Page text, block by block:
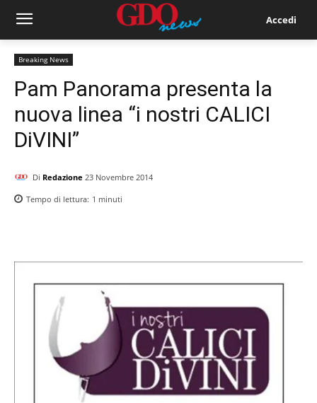
Accedi
Breaking News
Pam Panorama presenta la
nuova linea “i nostri CALICI
DiVINI”
Di Redazione 23 Novembre 2014
Tempo di lettura: 1 minuti